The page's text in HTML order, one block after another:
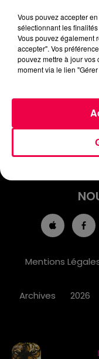
Mentions
Archives 2026
Vous pouvez accepter
sélectionnant les
Vous pouvez également
accepter". Vos
pouvez mettre à jour vos
moment via le lien